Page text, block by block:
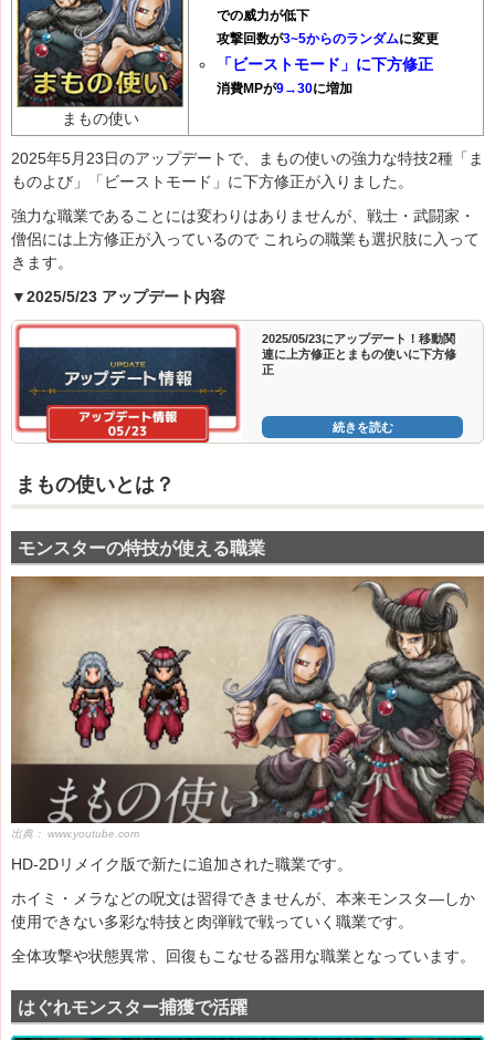
まもの使い
での威力が低下
攻撃回数が3~5からのランダムに変更
「ビーストモード」に下方修正
消費MPが9→30に増加
2025年5月23日のアップデートで、まもの使いの強力な特技2種「ま
ものよび」「ビーストモード」に下方修正が入りました。
強力な職業であることには変わりはありませんが、戦士・武闘家・
僧侶には上方修正が入っているので これらの職業も選択肢に入って
きます。
▼2025/5/23 アップデート内容
2025/05/23にアップデート！移動関
連に上方修正とまもの使いに下方修
正
続きを読む
まもの使いとは？
モンスターの特技が使える職業
出典： www.youtube.com
HD-2Dリメイク版で新たに追加された職業です。
ホイミ・メラなどの呪文は習得できませんが、本来モンスタ―しか
使用できない多彩な特技と肉弾戦で戦っていく職業です。
全体攻撃や状態異常、回復もこなせる器用な職業となっています。
はぐれモンスター捕獲で活躍